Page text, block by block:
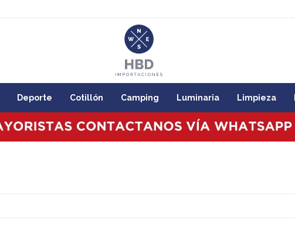
Deporte Cotillón Camping Luminaria Limpieza